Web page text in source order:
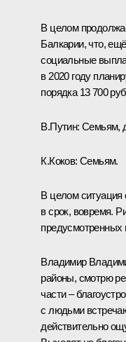
В целом
Балкарии, что,
социальные
в 2020 году
порядка 13 700
В.Путин: Семьям,
К.Коков: Семьям.
В целом
в срок, вовремя.
предусмотренных
Владимир
районы, смотрю
части –
с людьми
действительно